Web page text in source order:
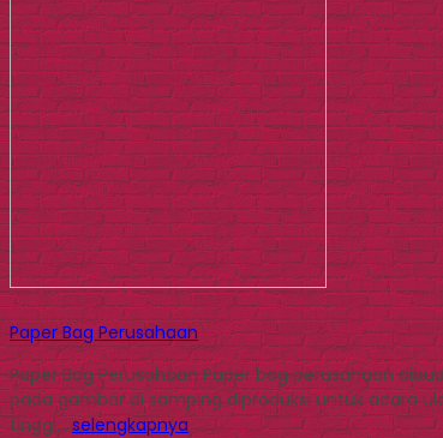
Paper Bag Perusahaan
Paper Bag Perusahaan Paper bag perusahaan
pada gambar di samping diproduksi untuk acara
tinggi…selengkapnya